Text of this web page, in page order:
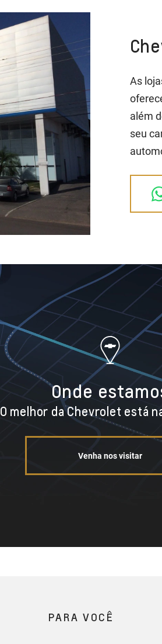
As
além
seu
Onde
O melhor da Chevrolet está
Venha nos visitar